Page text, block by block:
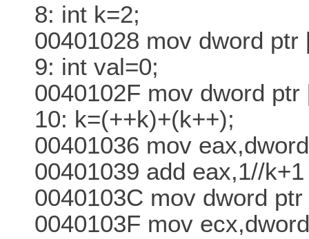
8: int k=2;
00401028 mov dword ptr
9: int val=0;
0040102F mov dword ptr
10: k=(++k)+(k++);
00401036 mov
00401039 add eax,1//k+1
0040103C mov dword
0040103F mov